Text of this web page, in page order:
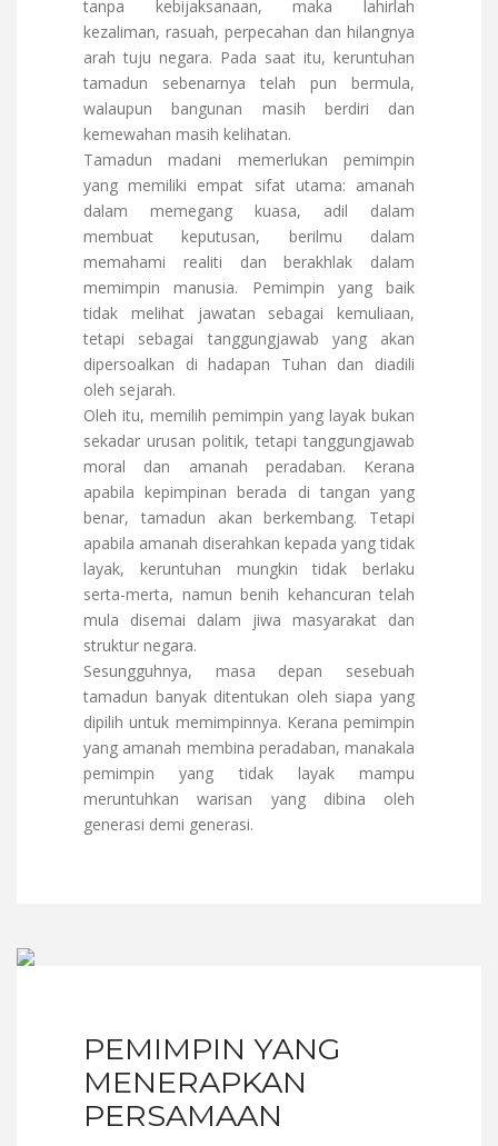
tanpa kebijaksanaan, maka lahirlah
kezaliman, rasuah, perpecahan dan hilangnya
arah tuju negara. Pada saat itu, keruntuhan
tamadun sebenarnya telah pun bermula,
walaupun bangunan masih berdiri dan
kemewahan masih kelihatan.
Tamadun madani memerlukan pemimpin
yang memiliki empat sifat utama: amanah
dalam memegang kuasa, adil dalam
membuat keputusan, berilmu dalam
memahami realiti dan berakhlak dalam
memimpin manusia. Pemimpin yang baik
tidak melihat jawatan sebagai kemuliaan,
tetapi sebagai tanggungjawab yang akan
dipersoalkan di hadapan Tuhan dan diadili
oleh sejarah.
Oleh itu, memilih pemimpin yang layak bukan
sekadar urusan politik, tetapi tanggungjawab
moral dan amanah peradaban. Kerana
apabila kepimpinan berada di tangan yang
benar, tamadun akan berkembang. Tetapi
apabila amanah diserahkan kepada yang tidak
layak, keruntuhan mungkin tidak berlaku
serta-merta, namun benih kehancuran telah
mula disemai dalam jiwa masyarakat dan
struktur negara.
Sesungguhnya, masa depan sesebuah
tamadun banyak ditentukan oleh siapa yang
dipilih untuk memimpinnya. Kerana pemimpin
yang amanah membina peradaban, manakala
pemimpin yang tidak layak mampu
meruntuhkan warisan yang dibina oleh
generasi demi generasi.
PEMIMPIN YANG
MENERAPKAN
PERSAMAAN